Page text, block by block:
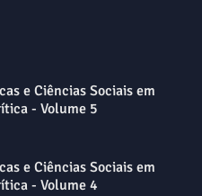
e Ciências Sociais em
- Volume 5
e Ciências Sociais em
- Volume 4